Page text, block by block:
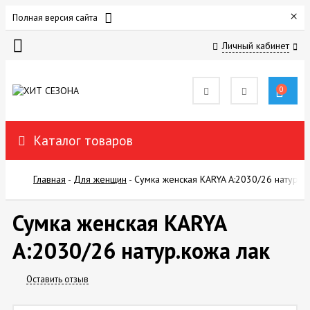
Полная версия сайта ×
Личный кабинет
ДЛЯ
МУЖЧИН
ПОКУПАТЕЛЯМ
ОТЗЫВЫ
0
Каталог товаров
Главная - Для женщин - Сумка женская KARYA А:2030/26
Сумка женская KARYA
А:2030/26 натур.кожа лак
Оставить отзыв